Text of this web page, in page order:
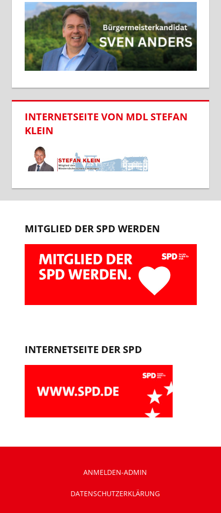
INTERNETSEITE VON MDL STEFAN
KLEIN
MITGLIED DER SPD WERDEN
INTERNETSEITE DER SPD
ANMELDEN-ADMIN
DATENSCHUTZERKLÄRUNG